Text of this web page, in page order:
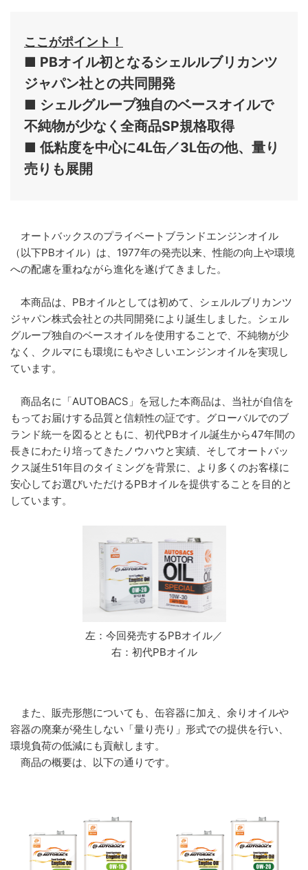
ここがポイント！
■ PBオイル初となるシェルルブリカンツ
ジャパン社との共同開発
■ シェルグループ独自のベースオイルで
不純物が少なく全商品SP規格取得
■ 低粘度を中心に4L缶／3L缶の他、量り
売りも展開
オートバックスのプライベートブランドエンジンオイル
（以下PBオイル）は、1977年の発売以来、性能の向上や環境
への配慮を重ねながら進化を遂げてきました。
本商品は、PBオイルとしては初めて、シェルルブリカンツ
ジャパン株式会社との共同開発により誕生しました。シェル
グループ独自のベースオイルを使用することで、不純物が少
なく、クルマにも環境にもやさしいエンジンオイルを実現し
ています。
商品名に「AUTOBACS」を冠した本商品は、当社が自信を
もってお届けする品質と信頼性の証です。グローバルでのブ
ランド統一を図るとともに、初代PBオイル誕生から47年間の
長きにわたり培ってきたノウハウと実績、そしてオートバッ
クス誕生51年目のタイミングを背景に、より多くのお客様に
安心してお選びいただけるPBオイルを提供することを目的と
しています。
左：今回発売するPBオイル／
右：初代PBオイル
また、販売形態についても、缶容器に加え、余りオイルや
容器の廃棄が発生しない「量り売り」形式での提供を行い、
環境負荷の低減にも貢献します。
商品の概要は、以下の通りです。